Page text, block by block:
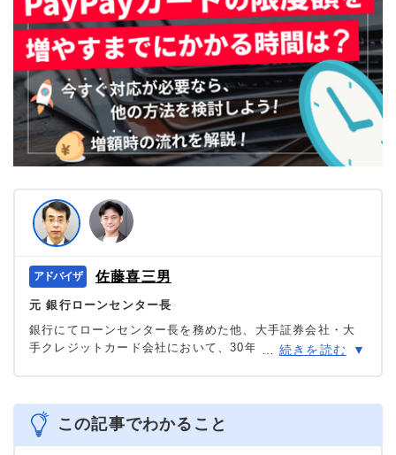
>提携企業一覧
佐藤喜三男
元 銀行ローンセンター長
銀行にてローンセンター長を務めた他、大手証券会社・大
手クレジットカード会社において、30年に渡り審査を中心
て、多くの消費者の力になっている。
＞＞公式ページ
続きを読む
この記事でわかること